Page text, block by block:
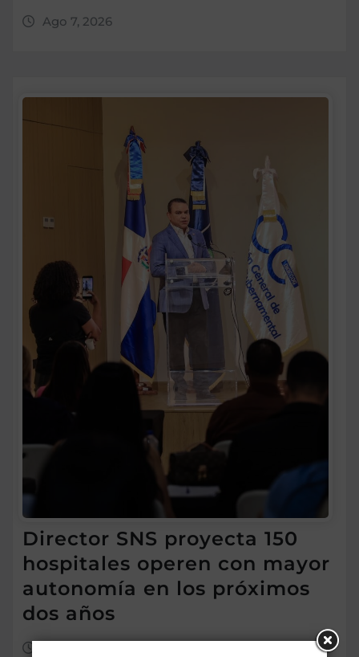
Ago 7, 2026
Director SNS proyecta 150
hospitales operen con mayor
autonomía en los próximos
dos años